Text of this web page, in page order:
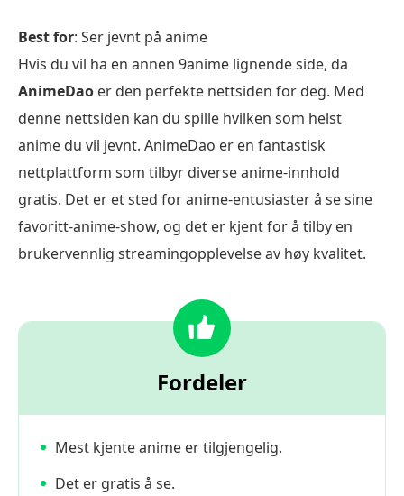
Best for: Ser jevnt på anime
Hvis du vil ha en annen 9anime lignende side, da
AnimeDao er den perfekte nettsiden for deg. Med
denne nettsiden kan du spille hvilken som helst
anime du vil jevnt. AnimeDao er en fantastisk
nettplattform som tilbyr diverse anime-innhold
gratis. Det er et sted for anime-entusiaster å se sine
favoritt-anime-show, og det er kjent for å tilby en
brukervennlig streamingopplevelse av høy kvalitet.
Fordeler
Mest kjente anime er tilgjengelig.
Det er gratis å se.